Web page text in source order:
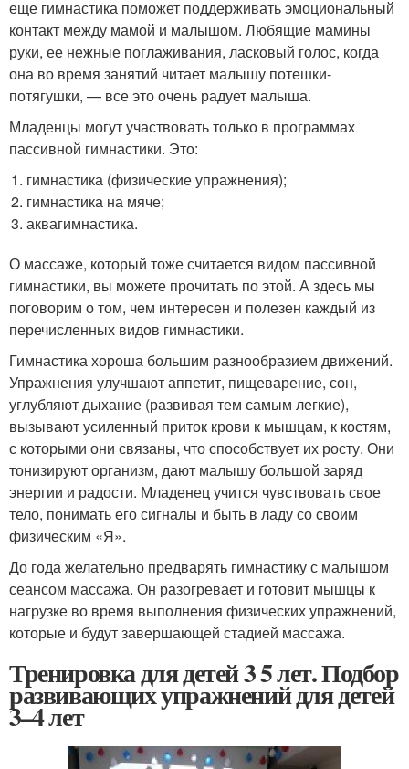
еще гимнастика поможет поддерживать эмоциональный
контакт между мамой и малышом. Любящие мамины
руки, ее нежные поглаживания, ласковый голос, когда
она во время занятий читает малышу потешки-
потягушки, — все это очень радует малыша.
Младенцы могут участвовать только в программах
пассивной гимнастики. Это:
гимнастика (физические упражнения);
гимнастика на мяче;
аквагимнастика.
О массаже, который тоже считается видом пассивной
гимнастики, вы можете прочитать по этой. А здесь мы
поговорим о том, чем интересен и полезен каждый из
перечисленных видов гимнастики.
Гимнастика хороша большим разнообразием движений.
Упражнения улучшают аппетит, пищеварение, сон,
углубляют дыхание (развивая тем самым легкие),
вызывают усиленный приток крови к мышцам, к костям,
с которыми они связаны, что способствует их росту. Они
тонизируют организм, дают малышу большой заряд
энергии и радости. Младенец учится чувствовать свое
тело, понимать его сигналы и быть в ладу со своим
физическим «Я».
До года желательно предварять гимнастику с малышом
сеансом массажа. Он разогревает и готовит мышцы к
нагрузке во время выполнения физических упражнений,
которые и будут завершающей стадией массажа.
Тренировка для детей 3 5 лет. Подбор
развивающих упражнений для детей
3–4 лет